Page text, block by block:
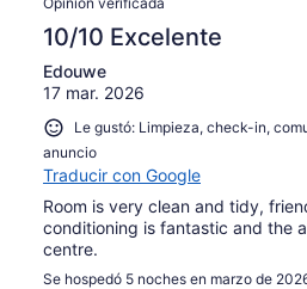
10/10 Excelente
Edouwe
17 mar. 2026
Le gustó: Limpieza, check-in,
anuncio
Traducir con Google
Room is very clean and tidy,
conditioning is fantastic and the
centre.
Se hospedó 5 noches en marzo de